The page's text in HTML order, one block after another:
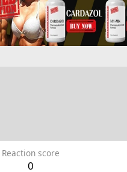
Reaction score
0